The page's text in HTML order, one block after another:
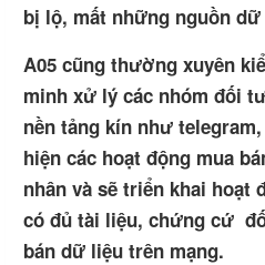
bị lộ, mất những nguồn
A05 cũng thường xuyên
minh xử lý các nhóm đối
nền tảng kín như
hiện các hoạt động mua
nhân và sẽ triển khai hoạt
có đủ tài liệu, chứng cứ
bán dữ liệu trên mạng.